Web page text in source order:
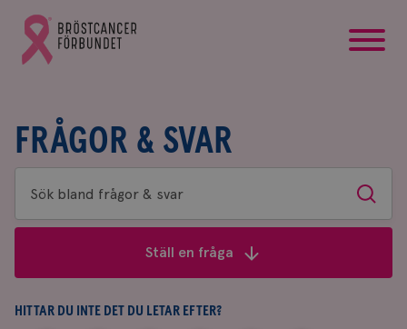
Gå
till
Bröstcancerförbundets
FRÅGOR & SVAR
Sök
bland
&
svar
Sök
Ställ en fråga
HITTAR DU INTE DET DU LETAR EFTER?